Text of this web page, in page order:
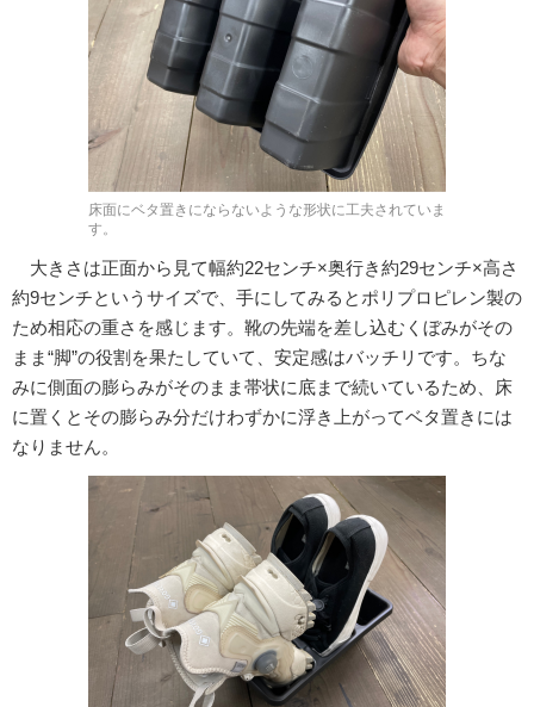
床面にベタ置きにならないような形状に工夫されていま
す。
大きさは正面から見て幅約22センチ×奥行き約29センチ×高さ
約9センチというサイズで、手にしてみるとポリプロピレン製の
ため相応の重さを感じます。靴の先端を差し込むくぼみがその
まま“脚”の役割を果たしていて、安定感はバッチリです。ちな
みに側面の膨らみがそのまま帯状に底まで続いているため、床
に置くとその膨らみ分だけわずかに浮き上がってベタ置きには
なりません。